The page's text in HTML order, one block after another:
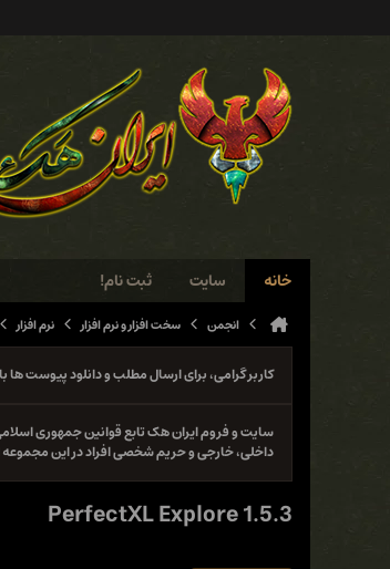
خانه سایت ثبت نام!
انجمن سخت افزار و نرم افزار نرم افزار
کاربر گرامی، برای ارسال مطلب و دانلود پیوست ها
سایت و فروم ایران هک تابع قوانین جمهوری
داخلی، خارجی و حریم شخصی افراد در این مجموعه
PerfectXL Explore 1.5.3